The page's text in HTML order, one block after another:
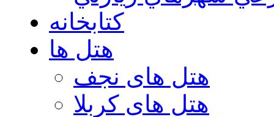
کتابخانه
هتل ها
هتل های نجف
هتل های کربلا